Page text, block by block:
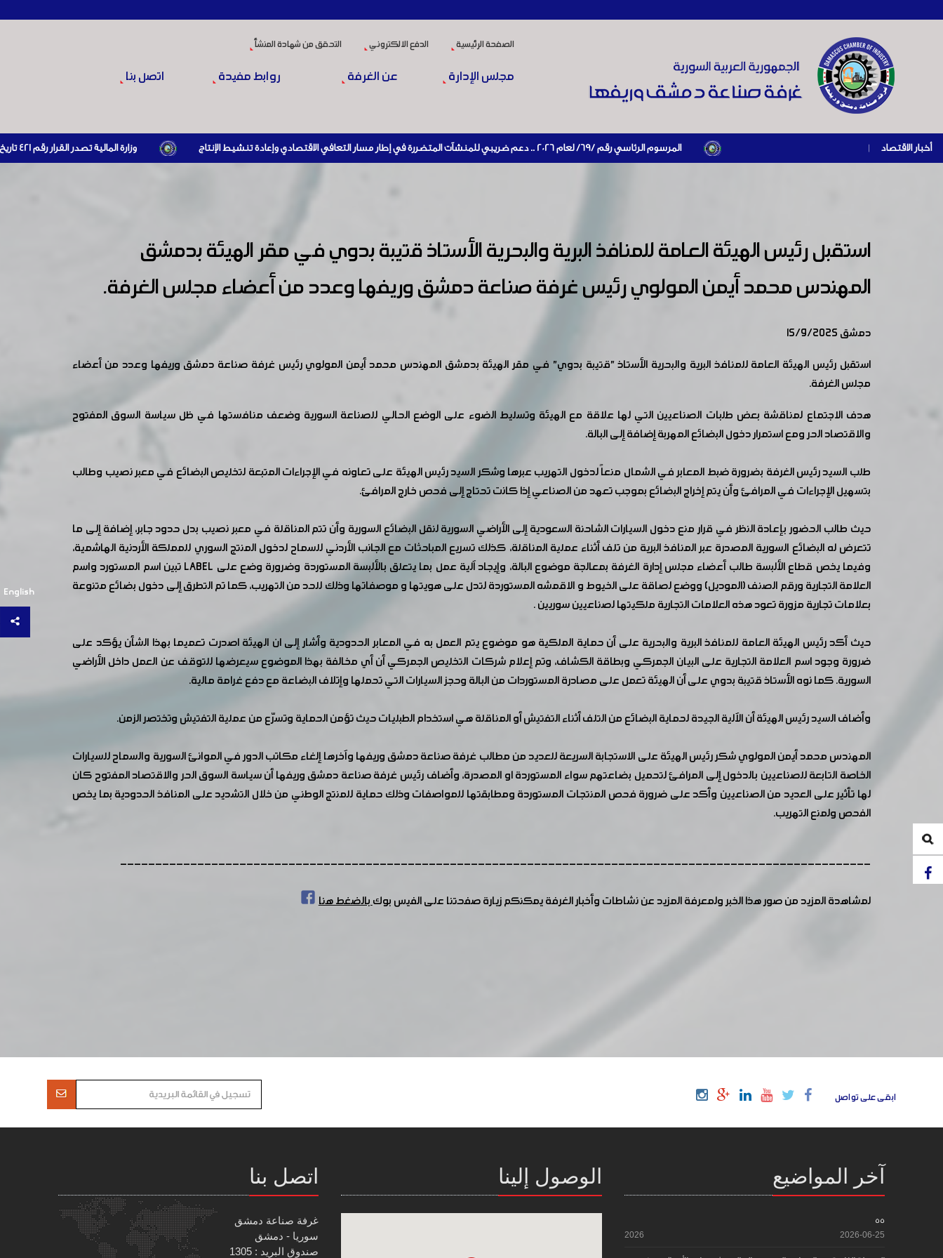
الصفحة الرئيسية الدفع الالكتروني التحقق من شهادة المنشأ
مجلس الإدارة عن الغرفة روابط مفيدة اتصل بنا
أخبار الاقتصاد | المرسوم الرئاسي رقم /69/ لعام 2026 .. دعم ضريبي للمنشآت المتضررة في إطار مسار التعافي الاقتصادي وإعادة تنشيط الإنتاج وزارة المالية تصدر القرار رقم 421 تاريخ 24/3/2026 المتضمن الزام المستوردين بإبراز براءة ذمة مالية سارية صادرة عن الهيئة العامة للضرائب والرسوم أو مديرياتها عند القيام بعمليات الاستيراد
English
استقبل رئيس الهيئة العامة للمنافذ البرية والبحرية الأستاذ قتيبة بدوي في مقر الهيئة بدمشق
المهندس محمد أيمن المولوي رئيس غرفة صناعة دمشق وريفها وعدد من أعضاء مجلس الغرفة.
دمشق 15/9/2025
استقبل رئيس الهيئة العامة للمنافذ البرية والبحرية الأستاذ "قتيبة بدوي" في مقر الهيئة بدمشق المهندس محمد أيمن المولوي رئيس غرفة صناعة دمشق وريفها وعدد من أعضاء
مجلس الغرفة.
هدف الاجتماع لمناقشة بعض طلبات الصناعيين التي لها علاقة مع الهيئة وتسليط الضوء على الوضع الحالي للصناعة السورية وضعف منافستها في ظل سياسة السوق المفتوح
والاقتصاد الحر ومع استمرار دخول البضائع المهربة إضافة إلى البالة.
طلب السيد رئيس الغرفة بضرورة ضبط المعابر في الشمال منعاً لدخول التهريب عبرها وشكر السيد رئيس الهيئة على تعاونه في الإجراءات المتبعة لتخليص البضائع في معبر نصيب وطالب
بتسهيل الإجراءات في المرافئ وأن يتم إخراج البضائع بموجب تعهد من الصناعي إذا كانت تحتاج إلى فحص خارج المرافئ.
حيث طالب الحضور بإعادة النظر في قرار منع دخول السيارات الشاحنة السعودية إلى الأراضي السورية لنقل البضائع السورية وأن تتم المناقلة في معبر نصيب بدل حدود جابر، إضافة إلى ما
تتعرض له البضائع السورية المصدرة عبر المنافذ البرية من تلف أثناء عملية المناقلة، كذلك تسريع المباحثات مع الجانب الأردني للسماح لدخول المنتج السوري للمملكة الأردنية الهاشمية،
وفيما يخص قطاع الألبسة طالب أعضاء مجلس إدارة الغرفة بمعالجة موضوع البالة، وإيجاد آلية عمل بما يتعلق بالألبسة المستوردة وضرورة وضع على LABEL تبين اسم المستورد واسم
العلامة التجارية ورقم الصنف (الموديل) ووضع لصاقة على الخيوط و الاقمشه المستوردة لتدل على هويتها و موصفاتها وذلك للحد من التهريب، كما تم التطرق إلى دخول بضائع متنوعة
بعلامات تجارية مزورة تعود هذه العلامات التجارية ملكيتها لصناعيين سوريين .
حيث أكد رئيس الهيئة العامة للمنافذ البرية والبحرية على أن حماية الملكية هو موضوع يتم العمل به في المعابر الحدودية وأشار إلى ان الهيئة اصدرت تعميما بهذا الشأن يؤكد على
ضرورة وجود اسم العلامة التجارية على البيان الجمركي وبطاقة الكشاف، وتم إعلام شركات التخليص الجمركي أن أي مخالفة بهذا الموضوع سيعرضها للتوقف عن العمل داخل الأراضي
السورية. كما نوه الأستاذ قتيبة بدوي على أن الهيئة تعمل على مصادرة المستوردات من البالة وحجز السيارات التي تحملها وإتلاف البضاعة مع دفع غرامة مالية.
وأضاف السيد رئيس الهيئة أن الآلية الجيدة لحماية البضائع من التلف أثناء التفتيش أو المناقلة هي استخدام الطبليات حيث تؤمن الحماية وتسرّع من عملية التفتيش وتختصر الزمن.
المهندس محمد أيمن المولوي شكر رئيس الهيئة على الاستجابة السريعة للعديد من مطالب غرفة صناعة دمشق وريفها وآخرها إلغاء مكاتب الدور في الموانئ السورية والسماح للسيارات
الخاصة التابعة للصناعيين بالدخول إلى المرافئ لتحميل بضاعتهم سواء المستوردة او المصدرة، وأضاف رئيس غرفة صناعة دمشق وريفها أن سياسة السوق الحر والاقتصاد المفتوح كان
لها تأثير على العديد من الصناعيين وأكد على ضرورة فحص المنتجات المستوردة ومطابقتها للمواصفات وذلك حماية للمنتج الوطني من خلال التشديد على المنافذ الحدودية بما يخص
الفحص ولمنع التهريب.
-----------------------------------------------------------------------------------------------------------
لمشاهدة المزيد من صور هذا الخبر ولمعرفة المزيد عن نشاطات وأخبار الغرفة يمكنكم زيارة صفحتنا على الفيس بوكبالضغط هنا
ابقى على تواصل
آخر المواضيع
55
2026-06-25
2026
الوصول إلينا اتصل بنا
غرفة صناعة دمشق
سوريا - دمشق
صندوق البريد : 1305